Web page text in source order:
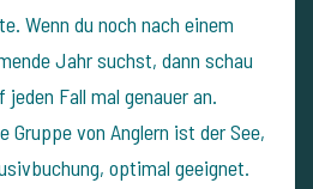
Wenn du noch nach einem
Jahr suchst, dann schau
jeden Fall mal genauer an.
Gruppe von Anglern ist der See,
optimal geeignet.